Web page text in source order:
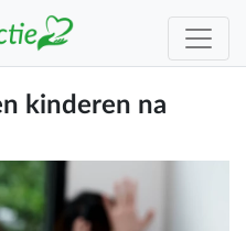
kinderen na